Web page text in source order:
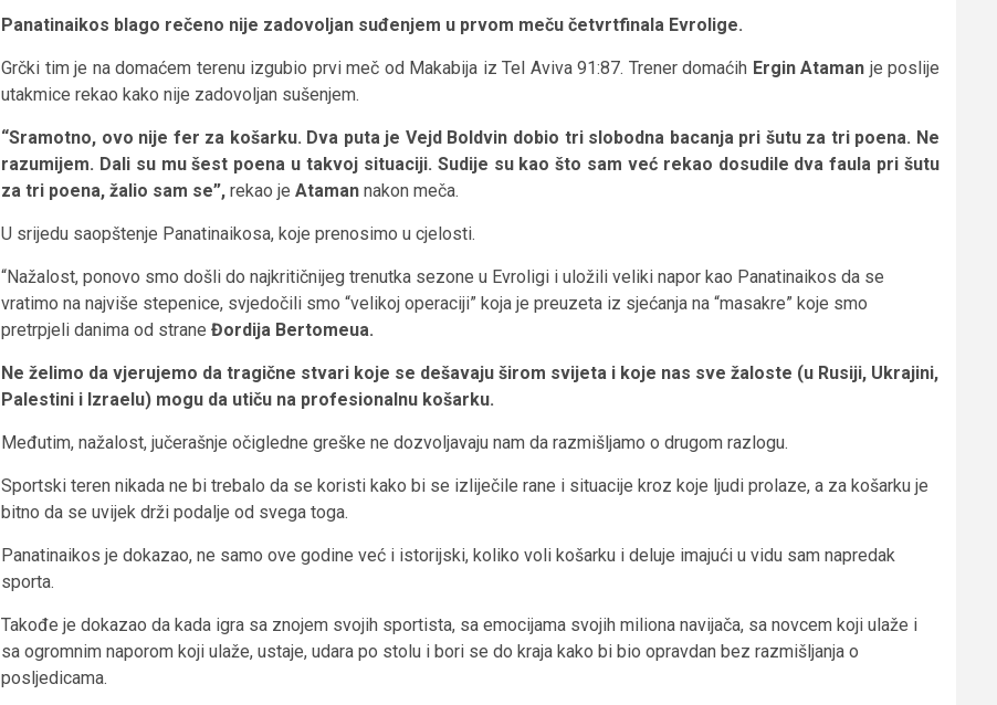
Panatinaikos blago rečeno nije zadovoljan suđenjem u prvom meču četvrtfinala Evrolige.
Grčki tim je na domaćem terenu izgubio prvi meč od Makabija iz Tel Aviva 91:87. Trener domaćih Ergin Ataman je poslije
utakmice rekao kako nije zadovoljan sušenjem.
“Sramotno, ovo nije fer za košarku. Dva puta je Vejd Boldvin dobio tri slobodna bacanja pri šutu za tri poena. Ne
razumijem. Dali su mu šest poena u takvoj situaciji. Sudije su kao što sam već rekao dosudile dva faula pri šutu
za tri poena, žalio sam se”, rekao je Ataman nakon meča.
U srijedu saopštenje Panatinaikosa, koje prenosimo u cjelosti.
“Nažalost, ponovo smo došli do najkritičnijeg trenutka sezone u Evroligi i uložili veliki napor kao Panatinaikos da se
vratimo na najviše stepenice, svjedočili smo “velikoj operaciji” koja je preuzeta iz sjećanja na “masakre” koje smo
pretrpjeli danima od strane Đordija Bertomeua.
Ne želimo da vjerujemo da tragične stvari koje se dešavaju širom svijeta i koje nas sve žaloste (u Rusiji, Ukrajini,
Palestini i Izraelu) mogu da utiču na profesionalnu košarku.
Međutim, nažalost, jučerašnje očigledne greške ne dozvoljavaju nam da razmišljamo o drugom razlogu.
Sportski teren nikada ne bi trebalo da se koristi kako bi se izliječile rane i situacije kroz koje ljudi prolaze, a za košarku je
bitno da se uvijek drži podalje od svega toga.
Panatinaikos je dokazao, ne samo ove godine već i istorijski, koliko voli košarku i deluje imajući u vidu sam napredak
sporta.
Takođe je dokazao da kada igra sa znojem svojih sportista, sa emocijama svojih miliona navijača, sa novcem koji ulaže i
sa ogromnim naporom koji ulaže, ustaje, udara po stolu i bori se do kraja kako bi bio opravdan bez razmišljanja o
posljedicama.